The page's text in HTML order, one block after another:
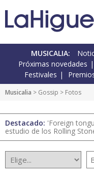
MUSICALIA:
Próximas novedades
Festivales
Musicalia > Gossip > Fotos
Destacado: 'Foreign
estudio de los Rolling